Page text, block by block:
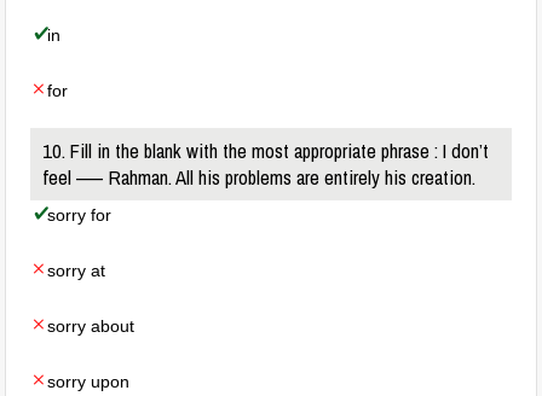
in
for
10. Fill in the blank with the most appropriate phrase : I don’t
feel —– Rahman. All his problems are entirely his creation.
sorry for
sorry at
sorry about
sorry upon